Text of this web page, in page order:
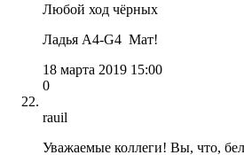
Любой ход чёрных
Ладья A4-G4 Мат!
18 марта 2019 15:00
0
rauil
Уважаемые коллеги! Вы, что,